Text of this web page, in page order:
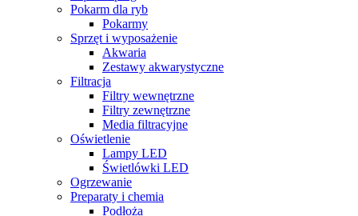
Pokarm dla ryb
Pokarmy
Sprzęt i wyposażenie
Akwaria
Zestawy akwarystyczne
Filtracja
Filtry wewnętrzne
Filtry zewnętrzne
Media filtracyjne
Oświetlenie
Lampy LED
Świetlówki LED
Ogrzewanie
Preparaty i chemia
Podłoża